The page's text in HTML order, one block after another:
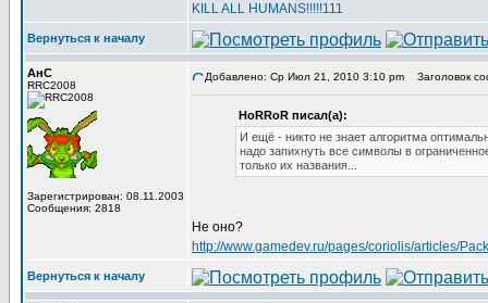
KILL ALL HUMANS!!!!!111
Вернуться к началу
АнС
RRC2008
Зарегистрирован: 08.11.2003
Сообщения: 2818
Добавлено: Ср Июл 21, 2010 3:10 pm Заголовок
HoRRoR писал(а):
И ещё - никто не знает алгоритма
надо запихнуть все символы в
только их названия...
Не оно?
http://www.gamedev.ru/pages/coriolis/articles/
Вернуться к началу